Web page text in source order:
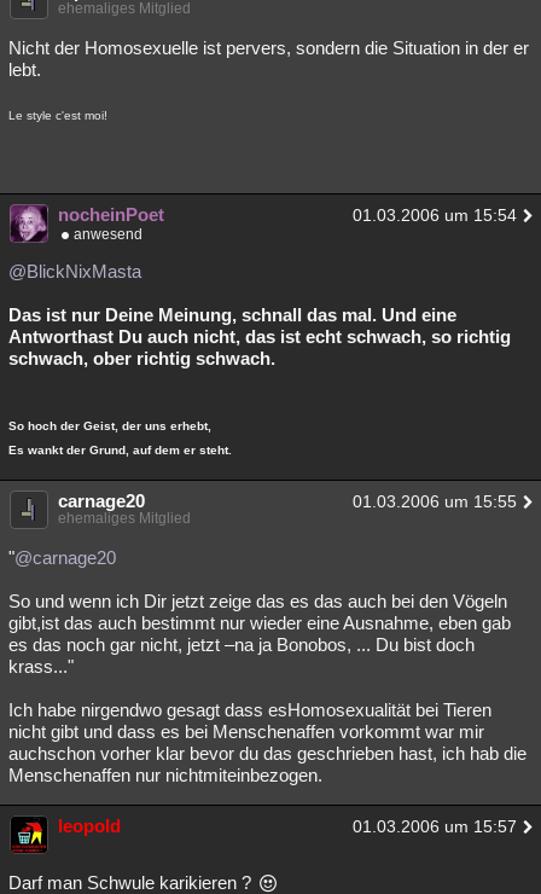
ehemaliges Mitglied
Nicht der Homosexuelle ist pervers, sondern die Situation in der er
lebt.
Le style c'est moi!
nocheinPoet 01.03.2006 um 15:54
anwesend
@BlickNixMasta
Das ist nur Deine Meinung, schnall das mal. Und eine
Antworthast Du auch nicht, das ist echt schwach, so richtig
schwach, ober richtig schwach.
So hoch der Geist, der uns erhebt,
Es wankt der Grund, auf dem er steht.
carnage20 01.03.2006 um 15:55
ehemaliges Mitglied
"@carnage20
So und wenn ich Dir jetzt zeige das es das auch bei den Vögeln
gibt,ist das auch bestimmt nur wieder eine Ausnahme, eben gab
es das noch gar nicht, jetzt –na ja Bonobos, ... Du bist doch
krass..."
Ich habe nirgendwo gesagt dass esHomosexualität bei Tieren
nicht gibt und dass es bei Menschenaffen vorkommt war mir
auchschon vorher klar bevor du das geschrieben hast, ich hab die
Menschenaffen nur nichtmiteinbezogen.
leopold 01.03.2006 um 15:57
Darf man Schwule karikieren ?